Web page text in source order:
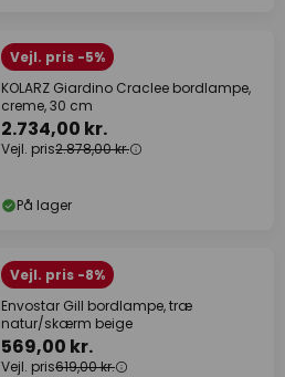
Vejl. pris -5%
KOLARZ Giardino Craclee bordlampe,
creme, 30 cm
2.734,00 kr.
Vejl. pris2.878,00 kr.
På lager
Vejl. pris -8%
Envostar Gill bordlampe, træ
natur/skærm beige
569,00 kr.
Vejl. pris619,00 kr.